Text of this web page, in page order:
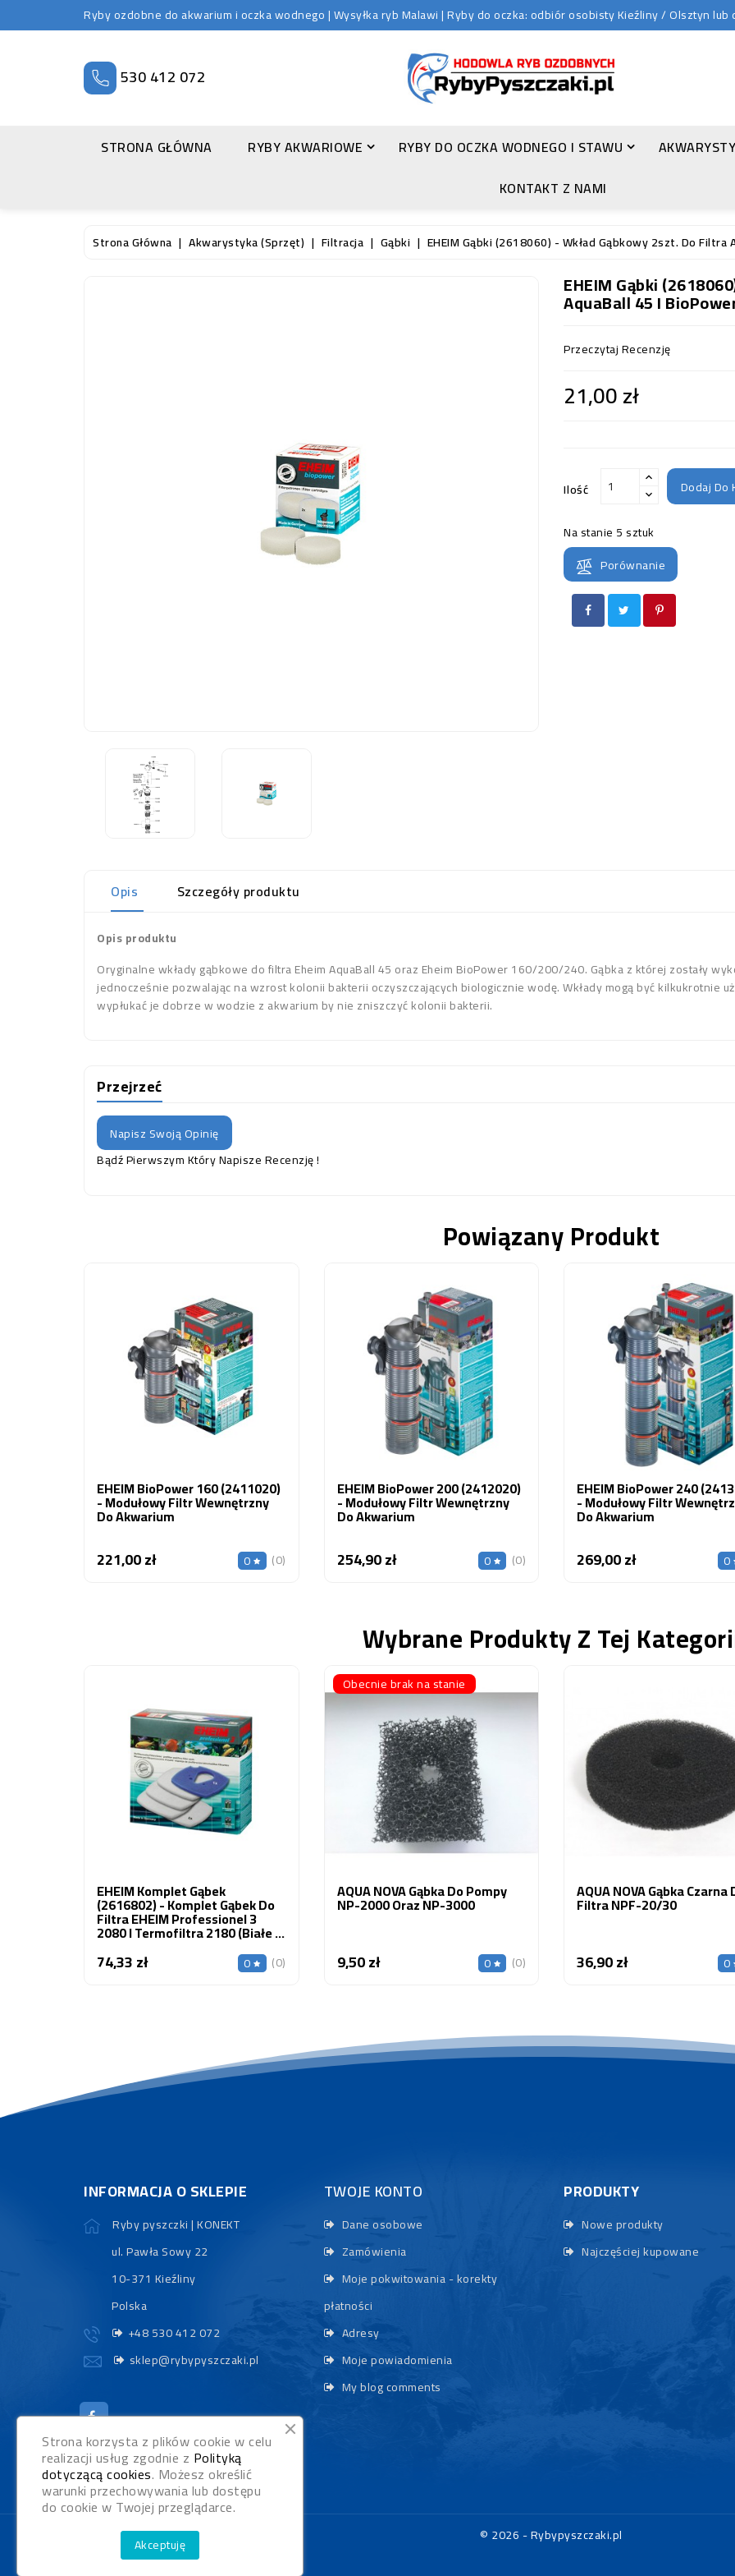
Ryby ozdobne do akwarium i oczka wodnego | Wysyłka ryb Malawi | Ryby do oczka: odbiór osobisty Kieźliny / Olsztyn
530 412 072
STRONA GŁÓWNA RYBY AKWARIOWE RYBY DO OCZKA WODNEGO I STAWU
KONTAKT Z NAMI
Strona Główna Akwarystyka (sprzęt) Filtracja Gąbki EHEIM Gąbki (2618060) - Wkład Gąbkowy 2szt. Do
EHEIM Gąbki
AquaBall 45 I
Przeczytaj Recenzję
21,00 zł
Ilość Dodaj Do
Na stanie 5 sztuk
Porównanie
Opis Szczegóły produktu
Opis produktu
Oryginalne wkłady gąbkowe do filtra Eheim AquaBall 45 oraz Eheim BioPower 160/200/240. Gąbka z której zostały
jednocześnie pozwalając na wzrost kolonii bakterii oczyszczających biologicznie wodę. Wkłady mogą być kilkukrotnie
wypłukać je dobrze w wodzie z akwarium by nie zniszczyć kolonii bakterii.
Przejrzeć
Napisz Swoją Opinię
Bądź Pierwszym Który Napisze Recenzję !
Powiązany Produkt
EHEIM BioPower 160 (2411020)
- Modułowy Filtr Wewnętrzny
Do Akwarium
221,00 złCena 0 (0)
EHEIM BioPower 200 (2412020)
- Modułowy Filtr Wewnętrzny
Do Akwarium
254,90 złCena 0 (0)
EHEIM BioPower 240
- Modułowy Filtr
Do Akwarium
269,00 złCena 0
Wybrane Produkty Z Tej
EHEIM Komplet Gąbek
(2616802) - Komplet Gąbek Do
Filtra EHEIM Professionel 3
2080 I Termofiltra 2180 (białe +
74,33 złCena 0 (0)
Obecnie brak na stanie
AQUA NOVA Gąbka Do Pompy
NP-2000 Oraz NP-3000
9,50 złCena 0 (0)
AQUA NOVA Gąbka Czarna
Filtra NPF-20/30
36,90 złCena 0
INFORMACJA O SKLEPIE
Ryby pyszczki | KONEKT
ul. Pawła Sowy 22
10-371 Kieźliny
Polska
+48 530 412 072
sklep@rybypyszczaki.pl
TWOJE KONTO
Dane osobowe
Zamówienia
Moje pokwitowania - korekty
płatności
Adresy
Moje powiadomienia
My blog comments
PRODUKTY
Nowe produkty
Najczęściej kupowane
© 2026 - Rybypyszczaki.pl
Strona korzysta z plików cookie w celu
realizacji usług zgodnie z Polityką
dotyczącą cookies. Możesz określić
warunki przechowywania lub dostępu
do cookie w Twojej przeglądarce.
Akceptuję